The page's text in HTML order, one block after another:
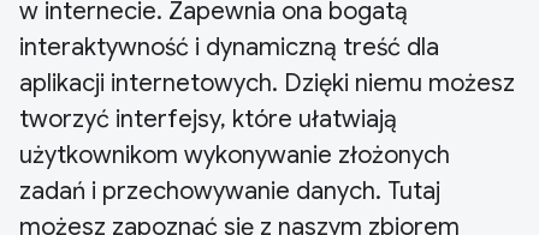
w internecie. Zapewnia ona bogatą
interaktywność i dynamiczną treść dla
aplikacji internetowych. Dzięki niemu możesz
tworzyć interfejsy, które ułatwiają
użytkownikom wykonywanie złożonych
zadań i przechowywanie danych. Tutaj
możesz zapoznać się z naszym zbiorem